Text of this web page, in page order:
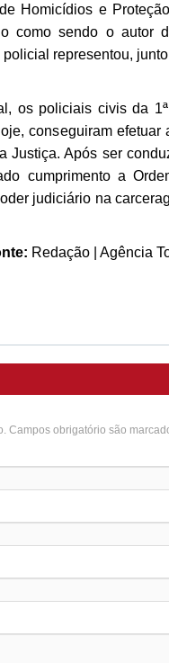
Homicídios e
como sendo o autor
representou,
os policiais civis da
conseguiram efetuar
Justiça. Após ser
cumprimento a
judiciário na
Redação | Agência
Campos obrigatório são